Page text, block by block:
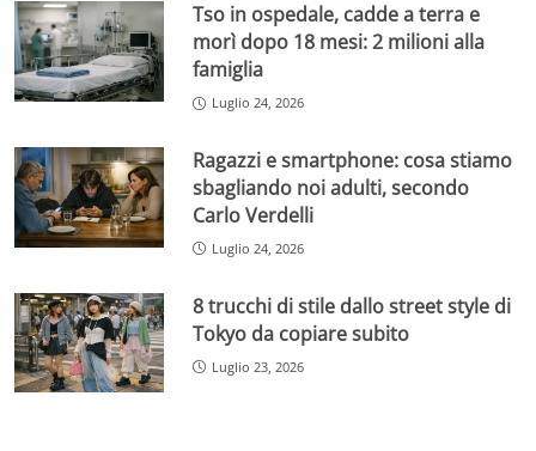
Tso in ospedale, cadde a terra e
morì dopo 18 mesi: 2 milioni alla
famiglia
Luglio 24, 2026
Ragazzi e smartphone: cosa stiamo
sbagliando noi adulti, secondo
Carlo Verdelli
Luglio 24, 2026
8 trucchi di stile dallo street style di
Tokyo da copiare subito
Luglio 23, 2026